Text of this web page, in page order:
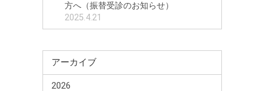
方へ（振替受診のお知らせ）
2025.4.21
アーカイブ
2026